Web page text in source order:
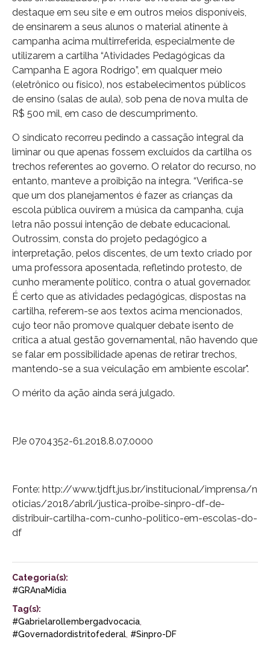
destaque em seu site e em outros meios disponíveis,
de ensinarem a seus alunos o material atinente à
campanha acima multirreferida, especialmente de
utilizarem a cartilha “Atividades Pedagógicas da
Campanha E agora Rodrigo”, em qualquer meio
(eletrônico ou físico), nos estabelecimentos públicos
de ensino (salas de aula), sob pena de nova multa de
R$ 500 mil, em caso de descumprimento.
O sindicato recorreu pedindo a cassação integral da
liminar ou que apenas fossem excluídos da cartilha os
trechos referentes ao governo. O relator do recurso, no
entanto, manteve a proibição na íntegra. “Verifica-se
que um dos planejamentos é fazer as crianças da
escola pública ouvirem a música da campanha, cuja
letra não possui intenção de debate educacional.
Outrossim, consta do projeto pedagógico a
interpretação, pelos discentes, de um texto criado por
uma professora aposentada, refletindo protesto, de
cunho meramente político, contra o atual governador.
É certo que as atividades pedagógicas, dispostas na
cartilha, referem-se aos textos acima mencionados,
cujo teor não promove qualquer debate isento de
crítica a atual gestão governamental, não havendo que
se falar em possibilidade apenas de retirar trechos,
mantendo-se a sua veiculação em ambiente escolar".
O mérito da ação ainda será julgado.
PJe 0704352-61.2018.8.07.0000
Fonte: http://www.tjdft.jus.br/institucional/imprensa/n
oticias/2018/abril/justica-proibe-sinpro-df-de-
distribuir-cartilha-com-cunho-politico-em-escolas-do-
df
Categoria(s):
#GRAnaMídia
Tag(s):
#Gabrielarollembergadvocacia
#Governadordistritofederal #Sinpro-DF